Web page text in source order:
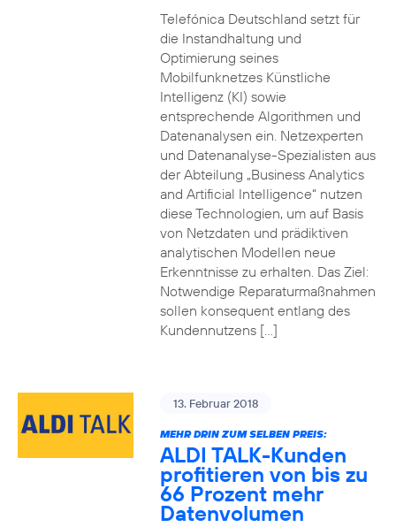
Telefónica Deutschland setzt für
die Instandhaltung und
Optimierung seines
Mobilfunknetzes Künstliche
Intelligenz (KI) sowie
entsprechende Algorithmen und
Datenanalysen ein. Netzexperten
und Datenanalyse-Spezialisten aus
der Abteilung „Business Analytics
and Artificial Intelligence“ nutzen
diese Technologien, um auf Basis
von Netzdaten und prädiktiven
analytischen Modellen neue
Erkenntnisse zu erhalten. Das Ziel:
Notwendige Reparaturmaßnahmen
sollen konsequent entlang des
Kundennutzens […]
13. Februar 2018
MEHR DRIN ZUM SELBEN PREIS:
ALDI TALK-Kunden
profitieren von bis zu
66 Prozent mehr
Datenvolumen